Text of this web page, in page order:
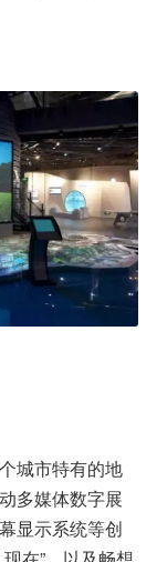
城市特有的地
多媒体数字展
显示系统等创